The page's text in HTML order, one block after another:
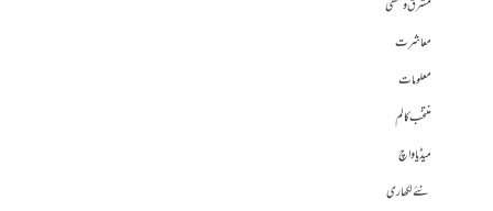
مشرق وسطی
معاشرت
معلومات
منتخب کالم
میڈیا واچ
نئے لکھاری